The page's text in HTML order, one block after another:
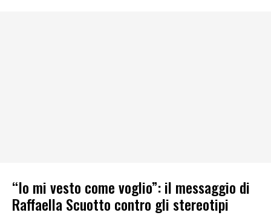
“Io mi vesto come voglio”: il messaggio di
Raffaella Scuotto contro gli stereotipi